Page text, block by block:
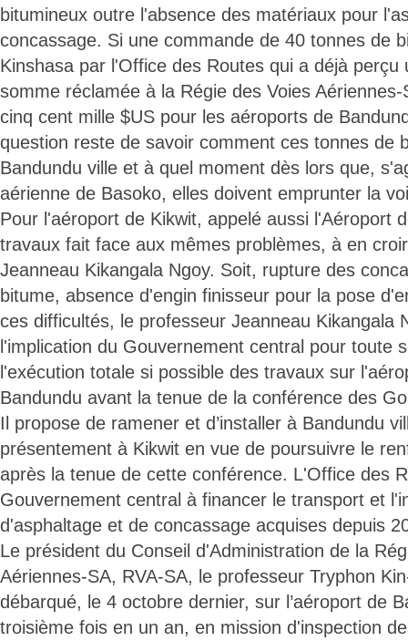
bitumineux outre l'absence des matériaux pour
concassage. Si une commande de 40 tonnes de
Kinshasa par l'Office des Routes qui a déjà perçu
somme réclamée à la Régie des Voies
cinq cent mille $US pour les aéroports de
question reste de savoir comment ces tonnes de
Bandundu ville et à quel moment dès lors que,
aérienne de Basoko, elles doivent emprunter la
Pour l'aéroport de Kikwit, appelé aussi l'Aéroport
travaux fait face aux mêmes problèmes, à en
Jeanneau Kikangala Ngoy. Soit, rupture des
bitume, absence d'engin finisseur pour la pose
ces difficultés, le professeur Jeanneau Kikangala
l'implication du Gouvernement central pour toute
l'exécution totale si possible des travaux sur
Bandundu avant la tenue de la conférence des
Il propose de ramener et d’installer à Bandundu
présentement à Kikwit en vue de poursuivre le
après la tenue de cette conférence. L'Office des
Gouvernement central à financer le transport et
d'asphaltage et de concassage acquises depuis
Le président du Conseil d'Administration de la
Aériennes-SA, RVA-SA, le professeur Tryphon
débarqué, le 4 octobre dernier, sur l’aéroport de
troisième fois en un an, en mission d'inspection